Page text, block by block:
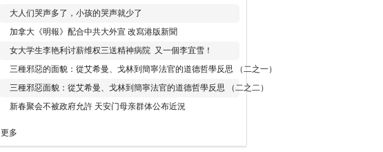
大人们哭声多了，小孩的哭声就少了
加拿大《明報》配合中共大外宣 改寫港版新聞
女大学生李艳利讨薪维权三送精神病院 又一個李宜雪！
三種邪惡的面貌：從艾希曼、戈林到簡寧法官的道德哲學反思 （二之一）
三種邪惡面貌：從艾希曼、戈林到簡寧法官的道德哲學反思 （二之二）
新春聚会不被政府允許 天安门母亲群体公布近況
更多